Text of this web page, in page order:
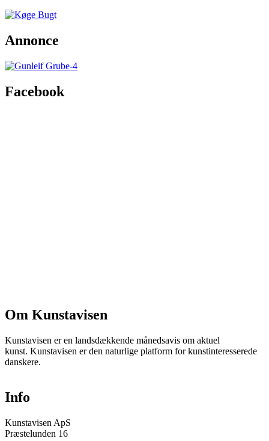
Annonce
Facebook
Om Kunstavisen
Kunstavisen er en landsdækkende månedsavis om aktuel
kunst. Kunstavisen er den naturlige platform for kunstinteresserede
danskere.
Info
Kunstavisen ApS
Præstelunden 16